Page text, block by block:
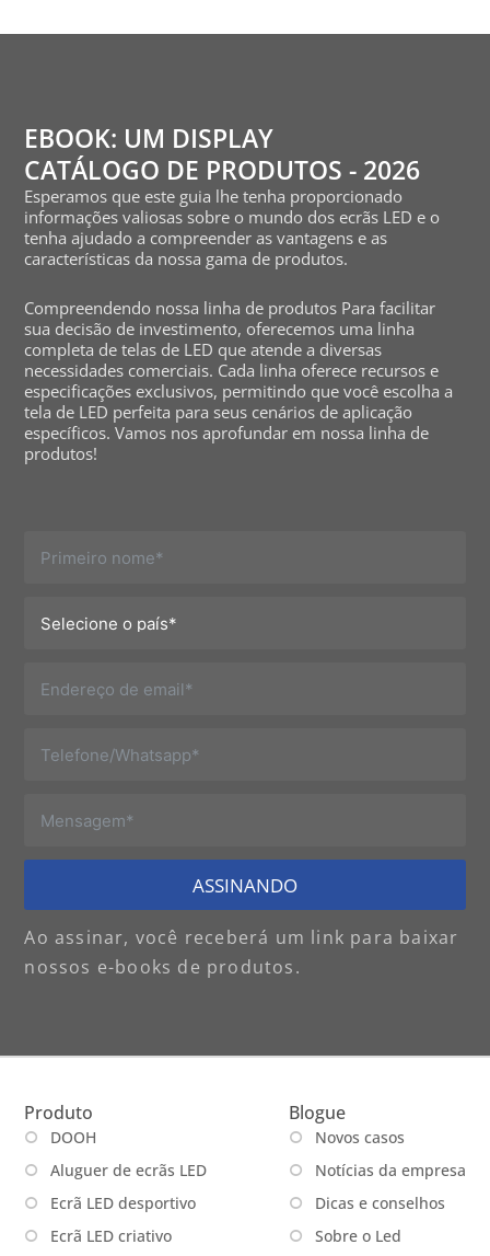
EBOOK: UM DISPLAY
CATÁLOGO DE PRODUTOS - 2026
Esperamos que este guia lhe tenha proporcionado
informações valiosas sobre o mundo dos ecrãs LED e o
tenha ajudado a compreender as vantagens e as
características da nossa gama de produtos.
Compreendendo nossa linha de produtos Para facilitar
sua decisão de investimento, oferecemos uma linha
completa de telas de LED que atende a diversas
necessidades comerciais. Cada linha oferece recursos e
especificações exclusivos, permitindo que você escolha a
tela de LED perfeita para seus cenários de aplicação
específicos. Vamos nos aprofundar em nossa linha de
produtos!
ASSINANDO
Ao assinar, você receberá um link para baixar
nossos e-books de produtos.
Produto
DOOH
Aluguer de ecrãs LED
Ecrã LED desportivo
Ecrã LED criativo
Blogue
Novos casos
Notícias da empresa
Dicas e conselhos
Sobre o Led